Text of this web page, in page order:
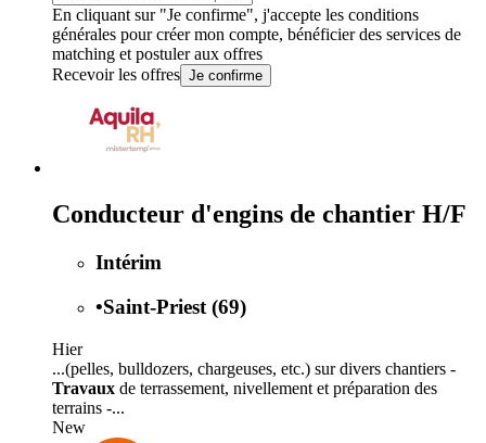
En cliquant sur "Je confirme", j'accepte les conditions
générales pour créer mon compte, bénéficier des services de
matching et postuler aux offres
Recevoir les offres Je confirme
Conducteur d'engins de chantier H/F
Intérim
•Saint-Priest (69)
Hier
...(pelles, bulldozers, chargeuses, etc.) sur divers chantiers -
Travaux de terrassement, nivellement et préparation des
terrains -...
New